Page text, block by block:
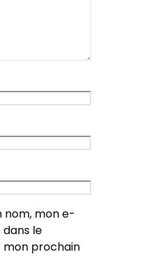
nom, mon e-
le
mon prochain